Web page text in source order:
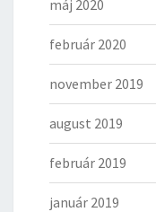
máj 2020
február 2020
november 2019
august 2019
február 2019
január 2019